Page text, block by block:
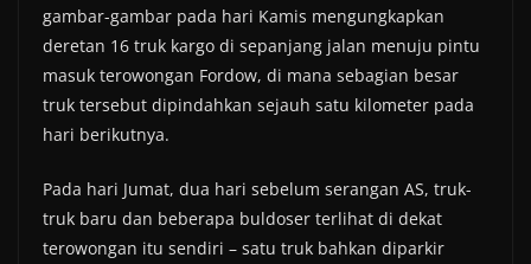
gambar-gambar pada hari Kamis mengungkapkan
deretan 16 truk kargo di sepanjang jalan menuju pintu
masuk terowongan Fordow, di mana sebagian besar
truk tersebut dipindahkan sejauh satu kilometer pada
hari berikutnya.
Pada hari Jumat, dua hari sebelum serangan AS, truk-
truk baru dan beberapa buldoser terlihat di dekat
terowongan itu sendiri – satu truk bahkan diparkir